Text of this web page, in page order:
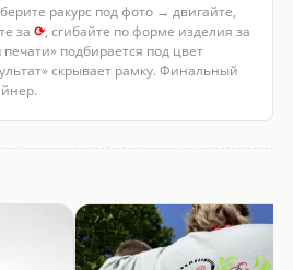
ракурс под фото → двигайте,
за ⟳, сгибайте по форме изделия за
подбирается под цвет
скрывает рамку. Финальный